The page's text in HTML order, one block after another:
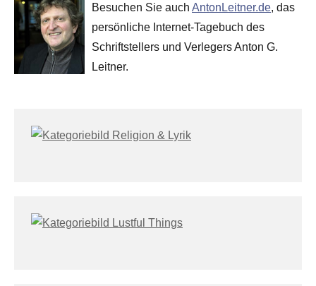
Besuchen Sie auch AntonLeitner.de, das
persönliche Internet-Tagebuch des
Schriftstellers und Verlegers Anton G.
Leitner.